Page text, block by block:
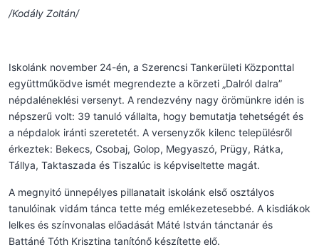
/Kodály Zoltán/
Iskolánk november 24-én, a Szerencsi Tankerületi Központtal
együttműködve ismét megrendezte a körzeti „Dalról dalra”
népdaléneklési versenyt. A rendezvény nagy örömünkre idén is
népszerű volt: 39 tanuló vállalta, hogy bemutatja tehetségét és
a népdalok iránti szeretetét. A versenyzők kilenc településről
érkeztek: Bekecs, Csobaj, Golop, Megyaszó, Prügy, Rátka,
Tállya, Taktaszada és Tiszalúc is képviseltette magát.
A megnyitó ünnepélyes pillanatait iskolánk első osztályos
tanulóinak vidám tánca tette még emlékezetesebbé. A kisdiákok
lelkes és színvonalas előadását Máté István tánctanár és
Battáné Tóth Krisztina tanítónő készítette elő.